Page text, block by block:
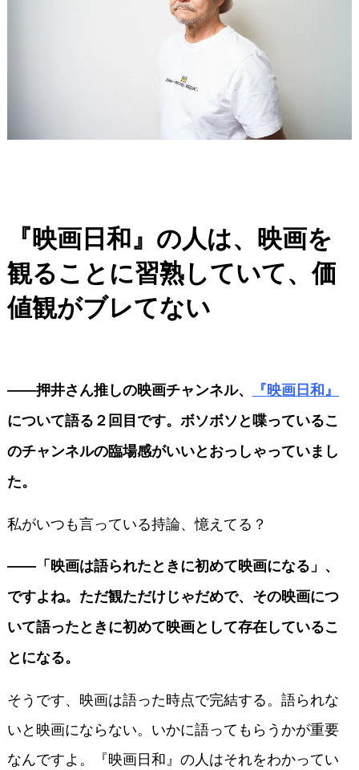
『映画日和』の人は、映画を
観ることに習熟していて、価
値観がブレてない
――押井さん推しの映画チャンネル、
『映画日和』
について語る２回目です。ボソボソと喋っているこ
のチャンネルの臨場感がいいとおっしゃっていまし
た。
私がいつも言っている持論、憶えてる？
――「映画は語られたときに初めて映画になる」、
ですよね。ただ観ただけじゃだめで、その映画につ
いて語ったときに初めて映画として存在しているこ
とになる。
そうです、映画は語った時点で完結する。語られな
いと映画にならない。いかに語ってもらうかが重要
なんですよ。『映画日和』の人はそれをわかってい